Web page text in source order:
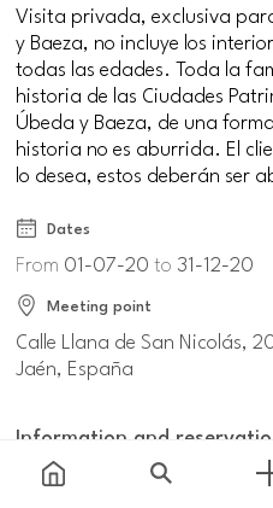
Visita privada, exclusiva
y Baeza, no incluye los
todas las edades. Toda la
historia de las Ciudades
Úbeda y Baeza, de una
historia no es aburrida. El
lo desea, estos deberán ser
Dates
From 01-07-20to 31-12-20
Meeting point
Calle Llana de San Nicolás,
Jaén, España
Information and
andalucia.org/ubeda-